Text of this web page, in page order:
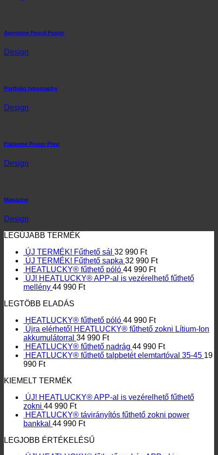
Awesome Pencil Poster
Design
Portfolio typography
Design
Flatsome Poster Print
Design
Magazine
Design
LEGÚJABB TERMÉK
ÚJ TERMÉK! Fűthető sál 32 990 Ft
ÚJ TERMÉK! Fűthető sapka 32 990 Ft
HEATLUCKY® fűthető póló 44 990 Ft
ÚJ! HEATLUCKY® APP-al is vezérelhető fűthető
mellény 44 990 Ft
LEGTÖBB ELADÁS
HEATLUCKY® fűthető póló 44 990 Ft
Újra elérhető! HEATLUCKY® fűthető zokni Lítium-Ion
akkumulátorral 34 990 Ft
HEATLUCKY® fűthető nadrág 44 990 Ft
HEATLUCKY® fűthető talpbetét elemtartóval 35-45 19
990 Ft
KIEMELT TERMÉK
ÚJ! HEATLUCKY® APP-al is vezérelhető fűthető
zokni 44 990 Ft
HEATLUCKY® távirányítós fűthető zokni power
bankkal 44 990 Ft
LEGJOBB ÉRTÉKELÉSŰ